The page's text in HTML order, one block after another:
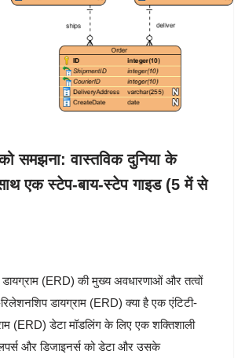
समझना: वास्तविक दुनिया के
एक स्टेप-बाय-स्टेप गाइड (5 में से
डायग्राम (ERD) की मुख्य अवधारणाओं और तत्वों
डायग्राम (ERD) क्या है एक एंटिटी-
(ERD) डेटा मॉडलिंग के लिए एक शक्तिशाली
और डिजाइनर्स को डेटा और उसके